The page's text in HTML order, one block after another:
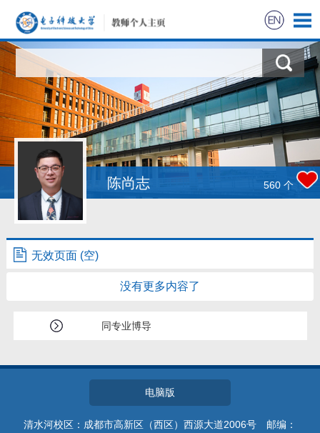
陈尚志 560 个
无效页面 (空)
没有更多内容了
同专业博导
电脑版
清水河校区：成都市高新区（西区）西源大道2006号 邮编：